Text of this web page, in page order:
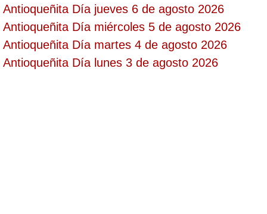
Sinuano Noche
Super Chontico Noche
Antioqueñita Día jueves 6 de agosto 2026
Antioqueñita Día miércoles 5 de agosto 2026
Antioqueñita Día martes 4 de agosto 2026
Antioqueñita Día lunes 3 de agosto 2026